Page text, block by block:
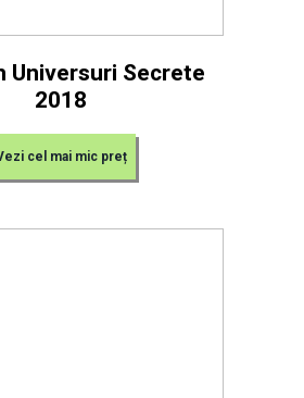
Universuri Secrete
2018
cel mai mic preț